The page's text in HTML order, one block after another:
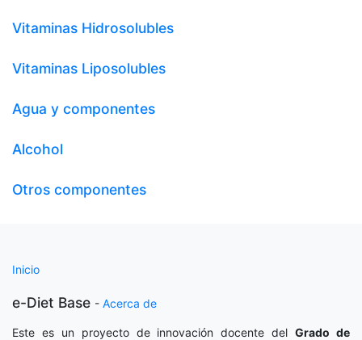
Vitaminas Hidrosolubles
Vitaminas Liposolubles
Agua y componentes
Alcohol
Otros componentes
Inicio
e-Diet Base - Acerca de
Este es un proyecto de innovación docente delGrado de